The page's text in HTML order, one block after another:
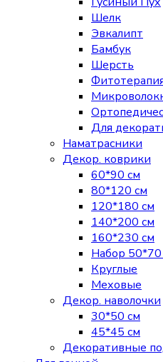
Шелк
Эвкалипт
Бамбук
Шерсть
Для
Наматрасники
Декор. коврики
60*90 см
80*120 см
120*180 см
140*200 см
160*230 см
Набор
Круглые
Меховые
Декор. наволочки
30*50 см
45*45 см
Декоративные